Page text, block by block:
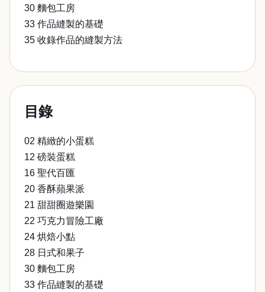
30 麵包工房
33 作品縫製的基礎
35 收錄作品的縫製方法
目錄
02 精緻的小蛋糕
12 磅裝蛋糕
16 聖代百匯
20 香酥蘋果派
21 甜甜圈遊樂園
22 巧克力冒險工廠
24 烘焙小點
28 日式和果子
30 麵包工房
33 作品縫製的基礎